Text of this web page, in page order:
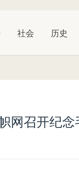
社会 历史
网召开纪念